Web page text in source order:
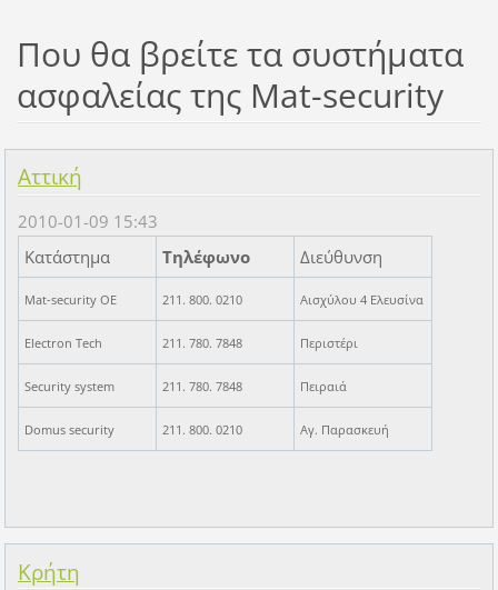
Που θα βρείτε τα συστήματα
ασφαλείας της Mat-security
Αττική
2010-01-09 15:43
Κατάστημα
Τηλέφωνο Διεύθυνση
Mat-security OE 211. 800. 0210 Αισχύλου 4 Ελευσίνα
Electron Tech 211. 780. 7848 Περιστέρι
Security system 211. 780. 7848 Πειραιά
Domus security 211. 800. 0210 Αγ. Παρασκευή
Κρήτη